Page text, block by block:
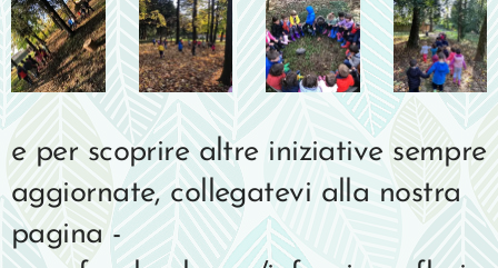
e per scoprire altre iniziative sempre
aggiornate, collegatevi alla nostra
pagina -